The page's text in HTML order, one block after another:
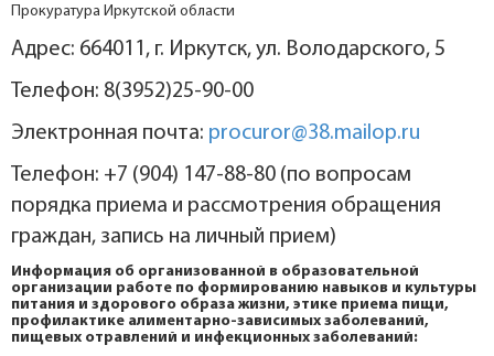
Прокуратура Иркутской области
Адрес: 664011, г. Иркутск, ул. Володарского, 5
Телефон: 8(3952)25-90-00
Электронная почта: procuror@38.mailop.ru
Телефон: +7 (904) 147-88-80 (по вопросам
порядка приема и рассмотрения обращения
граждан, запись на личный прием)
Информация об организованной в образовательной
организации работе по формированию навыков и культуры
питания и здорового образа жизни, этике приема пищи,
профилактике алиментарно-зависимых заболеваний,
пищевых отравлений и инфекционных заболеваний: